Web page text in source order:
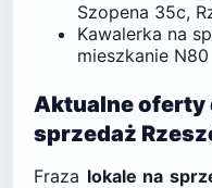
Szopena 35c,
Kawalerka na
mieszkanie N80
Aktualne oferty
sprzedaż
Fraza lokale na